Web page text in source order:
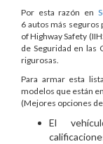
Por esta razón en
6 autos más
of Highway Safety
de Seguridad en las
rigurosas.
Para armar esta
modelos que están
(Mejores opciones
El